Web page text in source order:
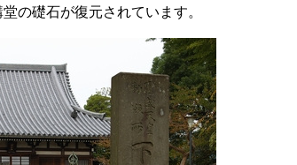
の礎石が復元されています。